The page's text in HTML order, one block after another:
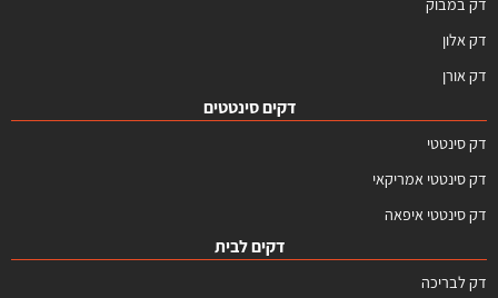
דק אלון
דק אורן
דקים סינטטים
דק סינטטי
דק סינטטי אמריקאי
דק סינטטי איפאה
דקים לבית
דק לבריכה